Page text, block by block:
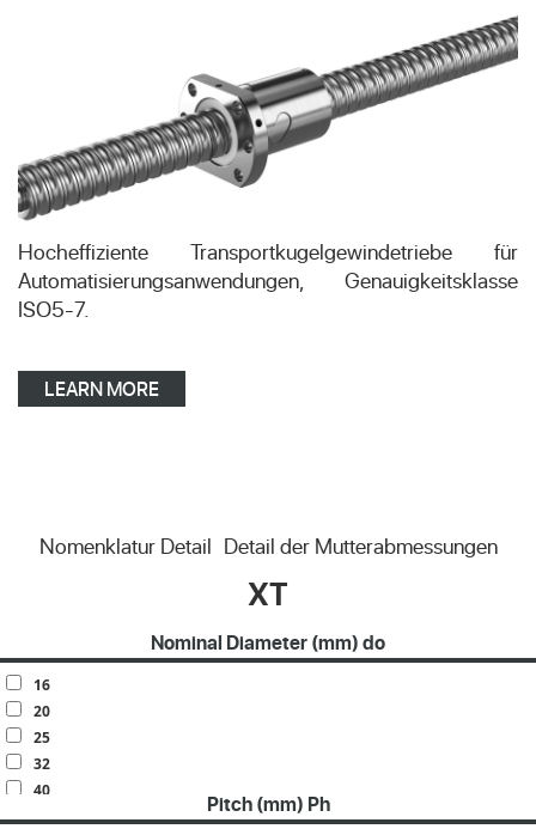
Hocheffiziente Transportkugelgewindetriebe für
Automatisierungsanwendungen, Genauigkeitsklasse
ISO5-7.
LEARN MORE
Nomenklatur Detail Detail der Mutterabmessungen
XT
Nominal Diameter (mm) do
16
20
25
32
40
50
Pitch (mm) Ph